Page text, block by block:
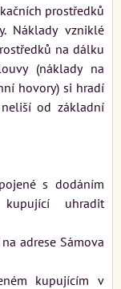
prostředků
Náklady vzniklé
na dálku
(náklady na
hovory) si hradí
od základní
s dodáním
uhradit
adrese Sámova
kupujícím v